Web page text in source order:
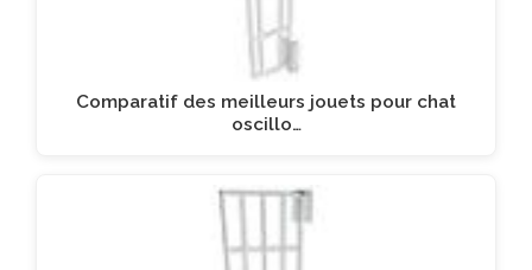
Comparatif des meilleurs jouets pour chat
oscillo…